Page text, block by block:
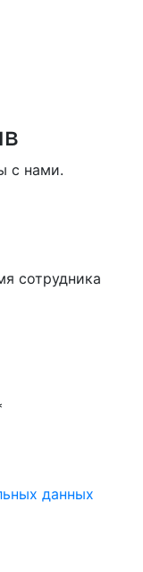
с нами.
сотрудника
данных